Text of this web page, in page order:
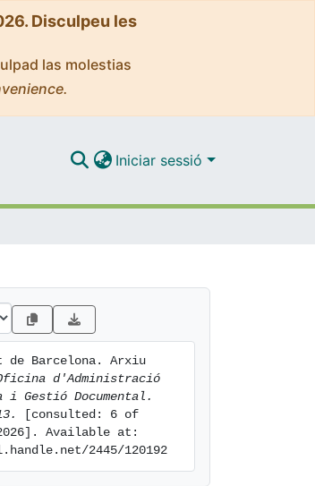
Disculpeu les
las molestias
Iniciar sessió
de Barcelona. Arxiu
d'Administració
i Gestió Documental.
[consulted: 6 of
Available at:
2445/120192